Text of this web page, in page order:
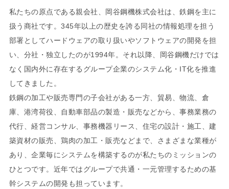
私たちの原点である親会社、岡谷鋼機株式会社は、鉄鋼を主に
扱う商社です。345年以上の歴史を誇る同社の情報処理を担う
部署としてハードウェアの取り扱いやソフトウェアの開発を担
い、分社・独立したのが1994年。それ以降、岡谷鋼機だけでは
なく国内外に存在するグループ企業のシステム化・IT化を推進
してきました。
鉄鋼の加工や販売専門の子会社がある一方、貿易、物流、倉
庫、港湾荷役、自動車部品の製造・販売などから、事務業務の
代行、経営コンサル、事務機器リース、住宅の設計・施工、建
築資材の販売、鶏肉の加工・販売などまで、さまざまな業種が
あり、企業毎にシステムを構築するのが私たちのミッションの
ひとつです。近年ではグループで共通・一元管理するための基
幹システムの開発も担っています。